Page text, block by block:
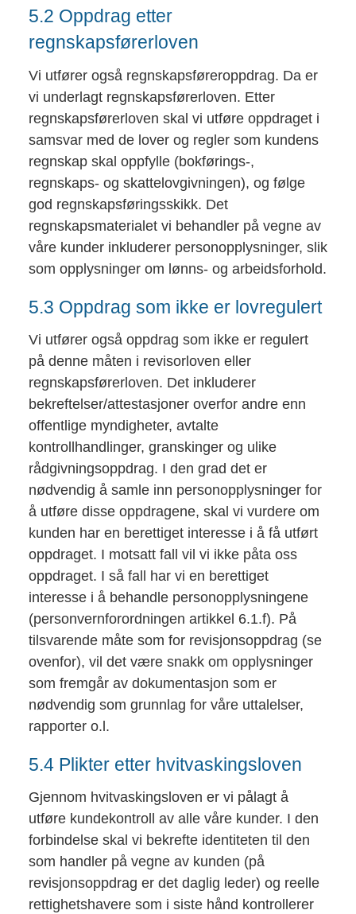
5.2 Oppdrag etter
regnskapsførerloven
Vi utfører også regnskapsføreroppdrag. Da er
vi underlagt regnskapsførerloven. Etter
regnskapsførerloven skal vi utføre oppdraget i
samsvar med de lover og regler som kundens
regnskap skal oppfylle (bokførings-,
regnskaps- og skattelovgivningen), og følge
god regnskapsføringsskikk. Det
regnskapsmaterialet vi behandler på vegne av
våre kunder inkluderer personopplysninger, slik
som opplysninger om lønns- og arbeidsforhold.
5.3 Oppdrag som ikke er lovregulert
Vi utfører også oppdrag som ikke er regulert
på denne måten i revisorloven eller
regnskapsførerloven. Det inkluderer
bekreftelser/attestasjoner overfor andre enn
offentlige myndigheter, avtalte
kontrollhandlinger, granskinger og ulike
rådgivningsoppdrag. I den grad det er
nødvendig å samle inn personopplysninger for
å utføre disse oppdragene, skal vi vurdere om
kunden har en berettiget interesse i å få utført
oppdraget. I motsatt fall vil vi ikke påta oss
oppdraget. I så fall har vi en berettiget
interesse i å behandle personopplysningene
(personvernforordningen artikkel 6.1.f). På
tilsvarende måte som for revisjonsoppdrag (se
ovenfor), vil det være snakk om opplysninger
som fremgår av dokumentasjon som er
nødvendig som grunnlag for våre uttalelser,
rapporter o.l.
5.4 Plikter etter hvitvaskingsloven
Gjennom hvitvaskingsloven er vi pålagt å
utføre kundekontroll av alle våre kunder. I den
forbindelse skal vi bekrefte identiteten til den
som handler på vegne av kunden (på
revisjonsoppdrag er det daglig leder) og reelle
rettighetshavere som i siste hånd kontrollerer